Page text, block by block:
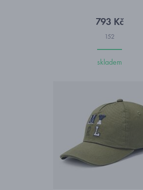
793 Kč
152
skladem